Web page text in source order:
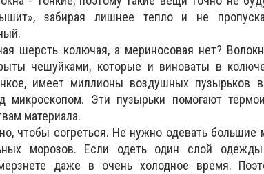
забирая лишнее тепло и не
шерсть колючая, а мериносовая нет?
чешуйками, которые и виноваты в
имеет миллионы воздушных пузырьков
микроскопом. Эти пузырьки помогают
материала.
чтобы согреться. Не нужно одевать большие
морозов. Если одеть один слой одежды
даже в очень холодное время.